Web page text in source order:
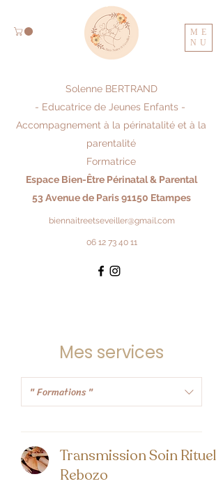
ME
NU
Solenne BERTRAND
- Educatrice de Jeunes Enfants -
Accompagnement à la périnatalité et à la
parentalité
Formatrice
Espace Bien-Être Périnatal & Parental
53 Avenue de Paris 91150 Etampes
biennaitreetseveiller@gmail.com
06 12 73 40 11
Mes services
" Formations "
Transmission Soin Rituel
Rebozo